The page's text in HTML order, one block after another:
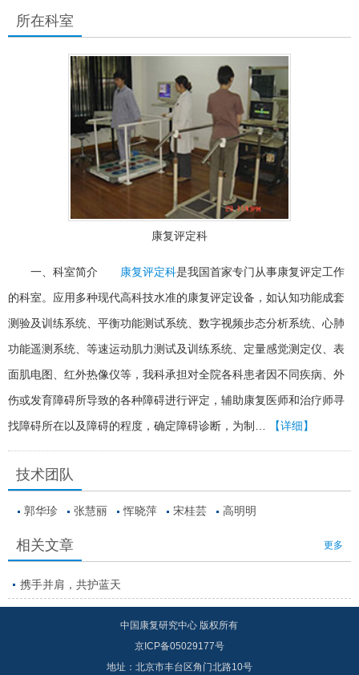
所在科室
康复评定科
一、科室简介 康复评定科是我国首家专门从事康复评定工作
的科室。应用多种现代高科技水准的康复评定设备，如认知功能成套
测验及训练系统、平衡功能测试系统、数字视频步态分析系统、心肺
功能遥测系统、等速运动肌力测试及训练系统、定量感觉测定仪、表
面肌电图、红外热像仪等，我科承担对全院各科患者因不同疾病、外
伤或发育障碍所导致的各种障碍进行评定，辅助康复医师和治疗师寻
找障碍所在以及障碍的程度，确定障碍诊断，为制…
【详细】
技术团队
郭华珍 张慧丽 恽晓萍 宋桂芸 高明明
更多
相关文章
携手并肩，共护蓝天
中国康复研究中心 版权所有
京ICP备05029177号
地址：北京市丰台区角门北路10号